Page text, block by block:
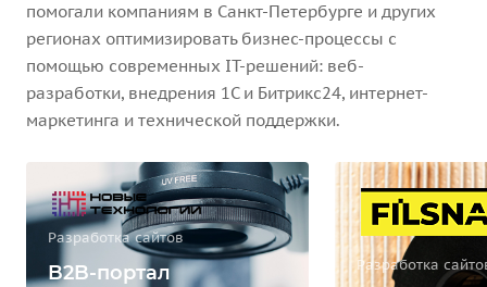
помогали компаниям в Санкт-Петербурге и других
регионах оптимизировать бизнес-процессы с
помощью современных IT-решений: веб-
разработки, внедрения 1С и Битрикс24, интернет-
маркетинга и технической поддержки.
Разработка сайтов
B2B-портал
Разработка